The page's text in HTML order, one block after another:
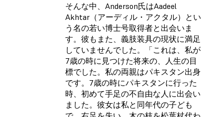
そんな中、Anderson氏はAadeel
Akhtar（アーディル・アクタル）とい
う名の若い博士号取得者と出会いま
す。彼もまた、義肢装具の現状に満足
していませんでした。「これは、私が
7歳の時に見つけた将来の、人生の目
標でした。私の両親はパキスタン出身
です。7歳の時にパキスタンに行った
時、初めて手足の不自由な人に出会い
ました。彼女は私と同年代の子ども